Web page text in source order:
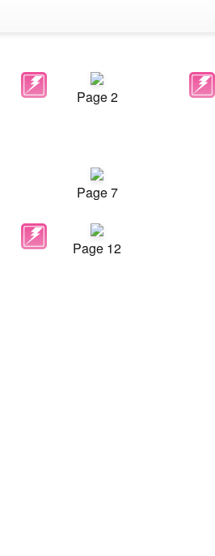
Page 2
Page 7
Page 12